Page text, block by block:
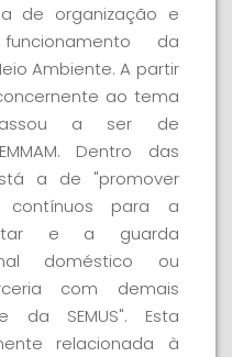
de organização e
da
Ambiente. A partir
ao tema
a ser de
Dentro das
a de "promover
contínuos para a
e a guarda
doméstico ou
com demais
da SEMUS". Esta
relacionada à